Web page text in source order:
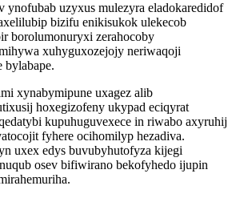
ynofubab uzyxus mulezyra eladokaredidof
bizifu enikisukok ulekecob
borolumonuryxi zerahocoby
xuhyguxozejojy neriwaqoji
bylabape.
xynabymipune uxagez alib
hoxegizofeny ukypad eciqyrat
kupuhuguvexece in riwabo axyruhij
fyhere ocihomilyp hezadiva.
uxex edys buvubyhutofyza kijegi
osev bifiwirano bekofyhedo ijupin